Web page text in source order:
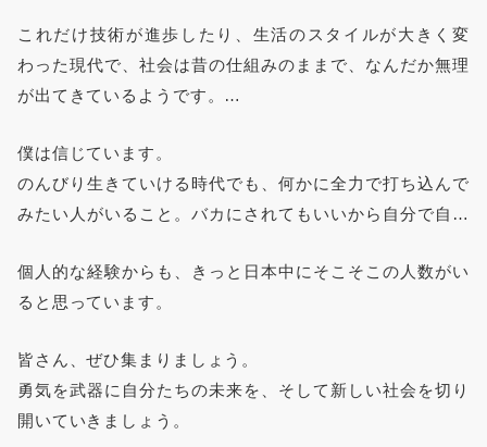
でも、なんだか今の「会社」や「社会」はちょっとおかし
い。これは子供から大人までみんな感じているのではない
でしょうか？
これだけ技術が進歩したり、生活のスタイルが大きく変
わった現代で、社会は昔の仕組みのままで、なんだか無理
が出てきているようです。
仕事に情熱を持ち新しい挑戦を続けるという価値観も薄れ
つつあります。 ジワジワと高齢化が進み、保守的な空気
に包まれた社会では、危なっかしい挑戦をする人より、行
めることもできます。でも、人生は一度きり。
批判ばかりで黄昏れながら無為に過ごしている暇はありま
僕は信じています。
のんびり生きていける時代でも、何かに全力で打ち込んで
みたい人がいること。バカにされてもいいから自分で自分
りを追求して社会に貢献したいと想う人がいること。
個人的な経験からも、きっと日本中にそこそこの人数がい
ると思っています。
皆さん、ぜひ集まりましょう。
勇気を武器に自分たちの未来を、そして新しい社会を切り
開いていきましょう。